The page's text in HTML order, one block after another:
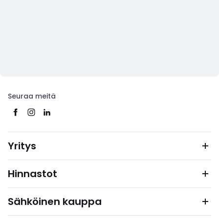
Seuraa meitä
Yritys
Hinnastot
Sähköinen kauppa